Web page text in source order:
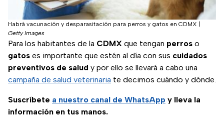
Habrá vacunación y desparasitación para perros y gatos en CDMX
Getty Images
Para los habitantes de la CDMX que tengan perros o
gatos es importante que estén al día con sus cuidados
preventivos de salud y por ello se llevará a cabo una
campaña de salud veterinaria te decimos cuándo y dónde.
Suscríbete a nuestro canal de WhatsApp y lleva la
información en tus manos.